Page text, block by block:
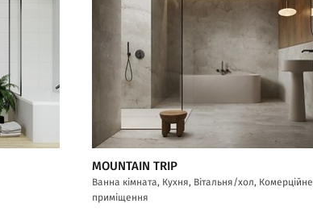
MOUNTAIN TRIP
Ванна кімната, Кухня, Вітальня/хол, Комерційне
приміщення